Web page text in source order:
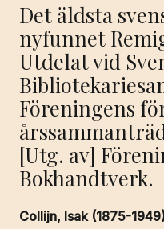
Det äldsta
nyfunnet
Utdelat vid
Föreningens
[Utg. av]
Bokhandtverk.
Collijn, Isak (1875-